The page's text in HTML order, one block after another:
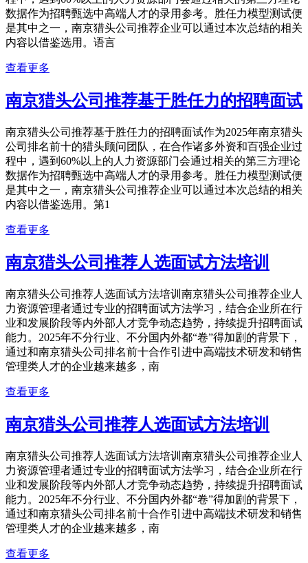
数据作为招聘甄选中高端人才的录用参考。胜任力模型测试便
是其中之一，南京猎头公司推荐企业可以通过本次总结的相关
内容以借鉴选用。语言
查看更多
南京猎头公司推荐基于胜任力的招聘面试
南京猎头公司推荐基于胜任力的招聘面试作为2025年南京猎头
公司排名前十的猎头顾问团队，在合作诸多外资和百强企业过
程中，遇到60%以上的人力资源部门会通过相关的第三方理论
数据作为招聘甄选中高端人才的录用参考。胜任力模型测试便
是其中之一，南京猎头公司推荐企业可以通过本次总结的相关
内容以借鉴选用。第1
查看更多
南京猎头公司推荐人选面试方法培训
南京猎头公司推荐人选面试方法培训南京猎头公司推荐企业人
力资源管理者通过专业的招聘面试方法学习，结合企业所在行
业和发展阶段等内外部人才竞争动态趋势，持续提升招聘面试
能力。2025年不分行业、不分国内外都“卷”得加剧的背景下，
通过和南京猎头公司排名前十合作引进中高端技术研发和销售
管理类人才的企业越来越多，南
查看更多
南京猎头公司推荐人选面试方法培训
南京猎头公司推荐人选面试方法培训南京猎头公司推荐企业人
力资源管理者通过专业的招聘面试方法学习，结合企业所在行
业和发展阶段等内外部人才竞争动态趋势，持续提升招聘面试
能力。2025年不分行业、不分国内外都“卷”得加剧的背景下，
通过和南京猎头公司排名前十合作引进中高端技术研发和销售
管理类人才的企业越来越多，南
查看更多